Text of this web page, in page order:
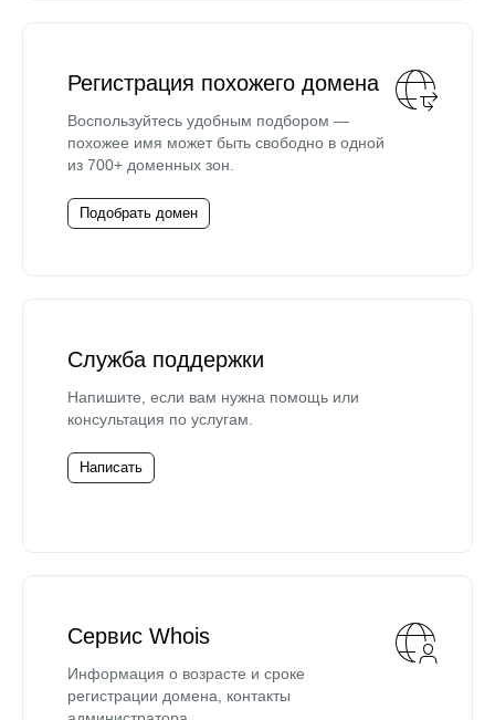
Регистрация похожего домена
Воспользуйтесь удобным подбором —
похожее имя может быть свободно в одной
из 700+ доменных зон.
Подобрать домен
Служба поддержки
Напишите, если вам нужна помощь или
консультация по услугам.
Написать
Сервис Whois
Информация о возрасте и сроке
регистрации домена, контакты